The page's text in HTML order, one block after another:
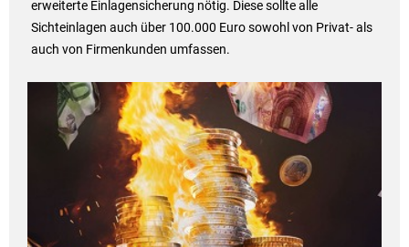
erweiterte Einlagensicherung nötig. Diese sollte alle
Sichteinlagen auch über 100.000 Euro sowohl von Privat- als
auch von Firmenkunden umfassen.